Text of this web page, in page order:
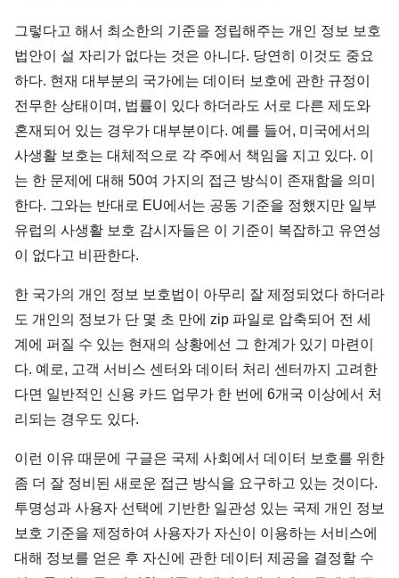
그렇다고 해서 최소한의 기준을 정립해주는 개인 정보 보호
법안이 설 자리가 없다는 것은 아니다. 당연히 이것도 중요
하다. 현재 대부분의 국가에는 데이터 보호에 관한 규정이
전무한 상태이며, 법률이 있다 하더라도 서로 다른 제도와
혼재되어 있는 경우가 대부분이다. 예를 들어, 미국에서의
사생활 보호는 대체적으로 각 주에서 책임을 지고 있다. 이
는 한 문제에 대해 50여 가지의 접근 방식이 존재함을 의미
한다. 그와는 반대로 EU에서는 공동 기준을 정했지만 일부
유럽의 사생활 보호 감시자들은 이 기준이 복잡하고 유연성
이 없다고 비판한다.
한 국가의 개인 정보 보호법이 아무리 잘 제정되었다 하더라
도 개인의 정보가 단 몇 초 만에 zip 파일로 압축되어 전 세
계에 퍼질 수 있는 현재의 상황에선 그 한계가 있기 마련이
다. 예로, 고객 서비스 센터와 데이터 처리 센터까지 고려한
다면 일반적인 신용 카드 업무가 한 번에 6개국 이상에서 처
리되는 경우도 있다.
이런 이유 때문에 구글은 국제 사회에서 데이터 보호를 위한
좀 더 잘 정비된 새로운 접근 방식을 요구하고 있는 것이다.
투명성과 사용자 선택에 기반한 일관성 있는 국제 개인 정보
보호 기준을 제정하여 사용자가 자신이 이용하는 서비스에
대해 정보를 얻은 후 자신에 관한 데이터 제공을 결정할 수